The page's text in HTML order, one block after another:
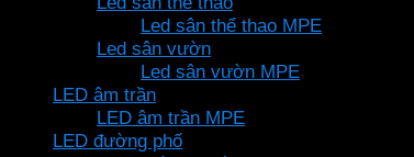
Led sân thể thao MPE
Led sân vườn
Led sân vườn MPE
LED âm trần
LED âm trần MPE
LED đường phố